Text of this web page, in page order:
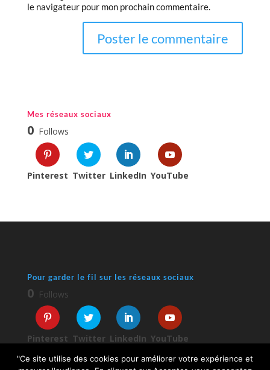
le navigateur pour mon prochain commentaire.
Mes réseaux sociaux
0 Follows
Pinterest Twitter LinkedIn YouTube
Pour garder le fil sur les réseaux sociaux
0 Follows
Pinterest Twitter LinkedIn YouTube
"Ce site utilise des cookies pour améliorer votre expérience et